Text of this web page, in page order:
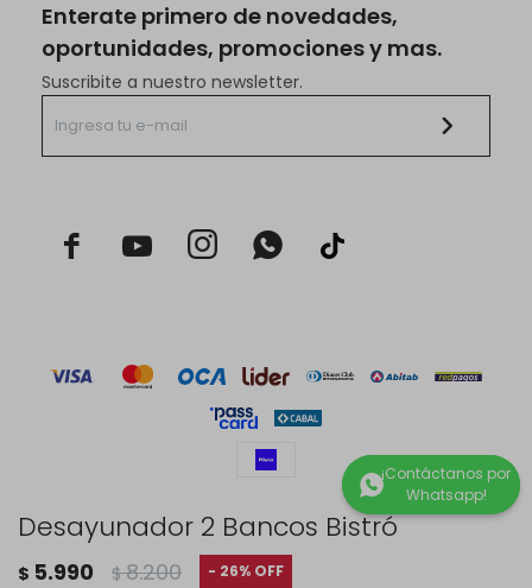
Desayunador 2 Bancos Bistró
$ 5.990 $ 8.200 26
Enterate primero de novedades,
oportunidades, promociones y mas.
Suscribite a nuestro newsletter.
  
© Copyright 2026 / Rustico Hogar